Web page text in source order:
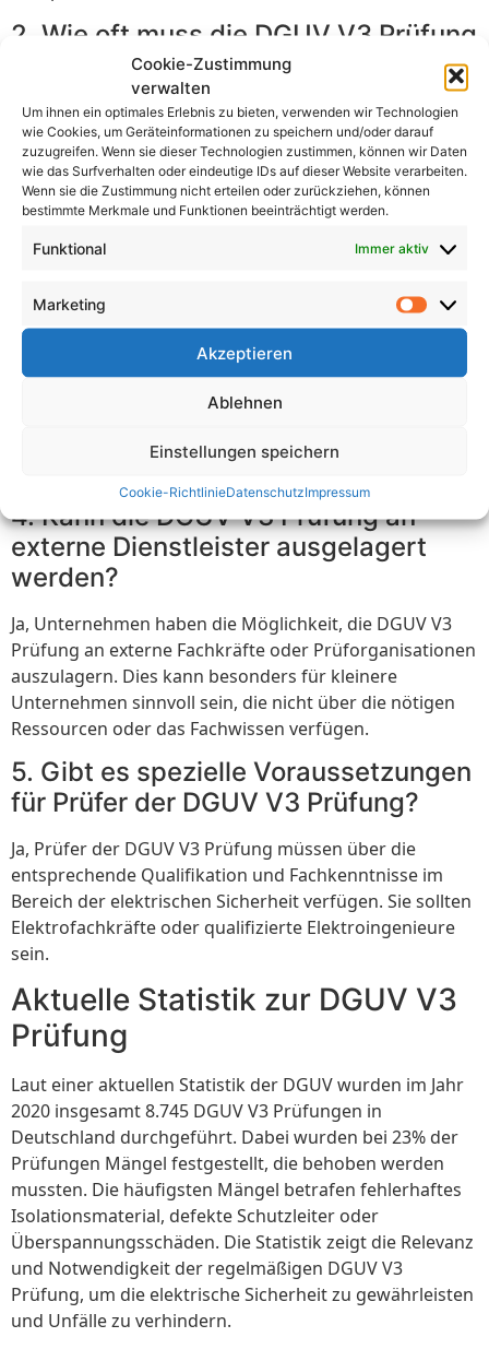
Cookie-Zustimmung
verwalten
Um ihnen ein optimales Erlebnis zu bieten, verwenden wir Technologien
wie Cookies, um Geräteinformationen zu speichern und/oder darauf
zuzugreifen. Wenn sie dieser Technologien zustimmen, können wir Daten
wie das Surfverhalten oder eindeutige IDs auf dieser Website verarbeiten.
Wenn sie die Zustimmung nicht erteilen oder zurückziehen, können
bestimmte Merkmale und Funktionen beeinträchtigt werden.
Funktional Immer aktiv
Marketing
Akzeptieren
Ablehnen
Einstellungen speichern
Cookie-RichtlinieDatenschutzImpressum
2. Wie oft muss die DGUV V3 Prüfung
durchgeführt werden?
Die Frequenz der DGUV V3 Prüfung hängt von
verschiedenen Faktoren ab, wie z.B. der Art der
elektrischen Anlagen und der Nutzungshäufigkeit der
Betriebsmittel. In der Regel sollte die Prüfung jedoch
mindestens alle vier Jahre erfolgen.
3. Gibt es Strafen bei
Nichtdurchführung der DGUV V3
Prüfung?
Ja, bei Nichterfüllung der gesetzlichen Anforderungen
und Nichtdurchführung der DGUV V3 Prüfung können
besteht ein erhöhtes Unfallrisiko für Mitarbeiter und
4. Kann die DGUV V3 Prüfung an
externe Dienstleister ausgelagert
werden?
Ja, Unternehmen haben die Möglichkeit, die DGUV V3
Prüfung an externe Fachkräfte oder Prüforganisationen
auszulagern. Dies kann besonders für kleinere
Unternehmen sinnvoll sein, die nicht über die nötigen
Ressourcen oder das Fachwissen verfügen.
5. Gibt es spezielle Voraussetzungen
für Prüfer der DGUV V3 Prüfung?
Ja, Prüfer der DGUV V3 Prüfung müssen über die
entsprechende Qualifikation und Fachkenntnisse im
Bereich der elektrischen Sicherheit verfügen. Sie sollten
Elektrofachkräfte oder qualifizierte Elektroingenieure
sein.
Aktuelle Statistik zur DGUV V3
Prüfung
Laut einer aktuellen Statistik der DGUV wurden im Jahr
2020 insgesamt 8.745 DGUV V3 Prüfungen in
Deutschland durchgeführt. Dabei wurden bei 23% der
Prüfungen Mängel festgestellt, die behoben werden
mussten. Die häufigsten Mängel betrafen fehlerhaftes
Isolationsmaterial, defekte Schutzleiter oder
Überspannungsschäden. Die Statistik zeigt die Relevanz
und Notwendigkeit der regelmäßigen DGUV V3
Prüfung, um die elektrische Sicherheit zu gewährleisten
und Unfälle zu verhindern.